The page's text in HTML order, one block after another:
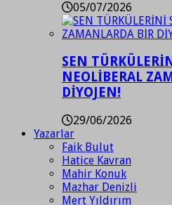
05/07/2026
SEN
NEOLİBERAL
DİYOJEN!
29/06/2026
Yazarlar
Faik Bulut
Hatice Kavran
Mahir Konuk
Mazhar Denizli
Mert Yıldırım